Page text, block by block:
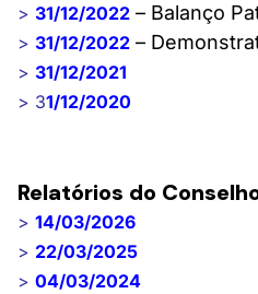
> 31/12/2022 – Balanço
> 31/12/2022 –
> 31/12/2021
> 31/12/2020
Relatórios do
> 14/03/2026
> 22/03/2025
> 04/03/2024